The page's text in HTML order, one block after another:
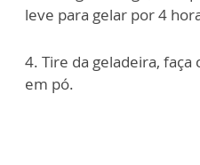
leve para gelar por 4
4. Tire da geladeira,
em pó.